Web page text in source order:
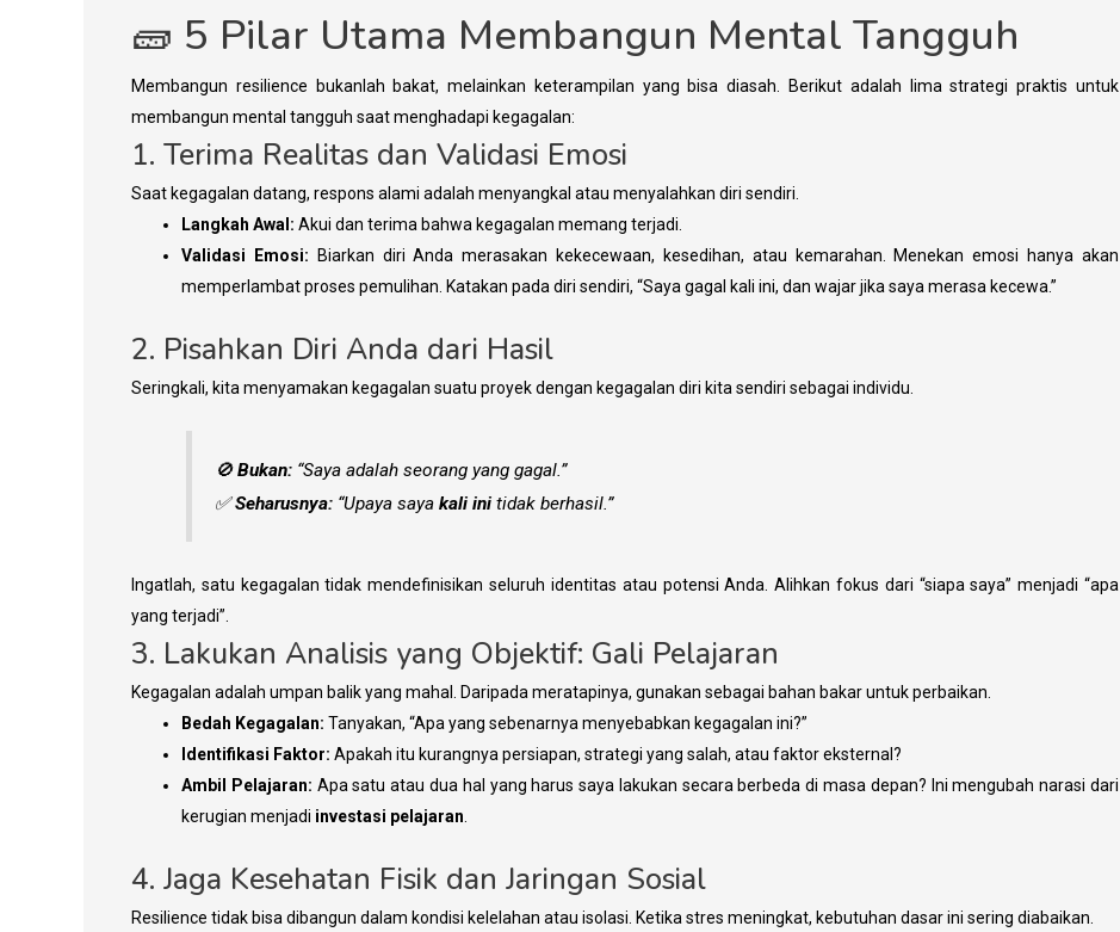
​🧱 5 Pilar Utama Membangun Mental Tangguh
​Membangun resilience bukanlah bakat, melainkan keterampilan yang bisa diasah. Berikut adalah lima strategi praktis untuk
membangun mental tangguh saat menghadapi kegagalan:
​1. Terima Realitas dan Validasi Emosi
​Saat kegagalan datang, respons alami adalah menyangkal atau menyalahkan diri sendiri.
Langkah Awal: Akui dan terima bahwa kegagalan memang terjadi.
Validasi Emosi: Biarkan diri Anda merasakan kekecewaan, kesedihan, atau kemarahan. Menekan emosi hanya akan
memperlambat proses pemulihan. Katakan pada diri sendiri, “Saya gagal kali ini, dan wajar jika saya merasa kecewa.”
​2. Pisahkan Diri Anda dari Hasil
​Seringkali, kita menyamakan kegagalan suatu proyek dengan kegagalan diri kita sendiri sebagai individu.
​🚫Bukan:“Saya adalah seorang yang gagal.”
​✅Seharusnya:“Upaya saya kali initidak berhasil.”
​Ingatlah, satu kegagalan tidak mendefinisikan seluruh identitas atau potensi Anda. Alihkan fokus dari “siapa saya” menjadi “apa
yang terjadi”.
​3. Lakukan Analisis yang Objektif: Gali Pelajaran
​Kegagalan adalah umpan balik yang mahal. Daripada meratapinya, gunakan sebagai bahan bakar untuk perbaikan.
Bedah Kegagalan: Tanyakan, “Apa yang sebenarnya menyebabkan kegagalan ini?”
Identifikasi Faktor: Apakah itu kurangnya persiapan, strategi yang salah, atau faktor eksternal?
Ambil Pelajaran: Apa satu atau dua hal yang harus saya lakukan secara berbeda di masa depan? Ini mengubah narasi dari
kerugian menjadi investasi pelajaran.
​4. Jaga Kesehatan Fisik dan Jaringan Sosial
​Resilience tidak bisa dibangun dalam kondisi kelelahan atau isolasi. Ketika stres meningkat, kebutuhan dasar ini sering diabaikan.